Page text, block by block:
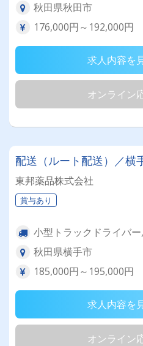
秋田県秋田市
176,000円～192,000円
求人内容を
オンライン
配送（ルート配送）／横
東邦薬品株式会社
賞与あり
小型トラックドライバ
秋田県横手市
185,000円～195,000円
求人内容を
オンライン